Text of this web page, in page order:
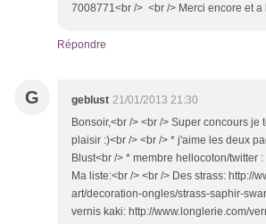
7008771<br /> <br /> Merci encore et a
Répondre
G geblust 21/01/2013 21:30
Bonsoir,<br /> <br /> Super concours je
plaisir :)<br /> <br /> * j'aime les deux
Blust<br /> * membre hellocoton/twitter
Ma liste:<br /> <br /> Des strass: http://
art/decoration-ongles/strass-saphir-
vernis kaki: http://www.longlerie.com/